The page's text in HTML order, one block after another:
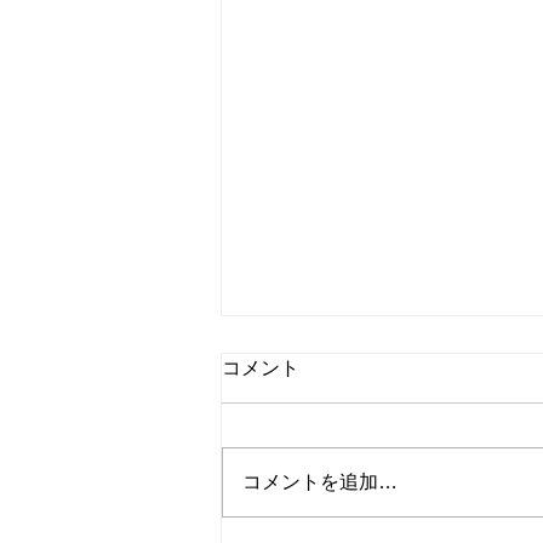
海外ドラマ『イコライザー シ
海外ドラマ『イコライザー シー
ズン5』第14話を紹介します！
コメント
コメントを追加…